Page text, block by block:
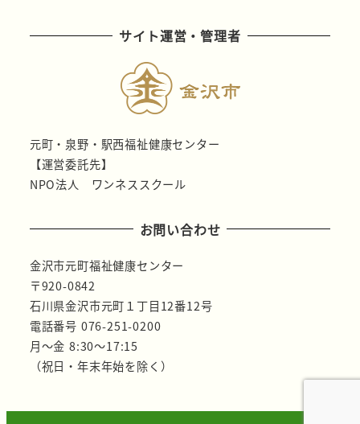
サイト運営・管理者
元町・泉野・駅西福祉健康センター
【運営委託先】
NPO法人 ワンネススクール
お問い合わせ
金沢市元町福祉健康センター
〒920-0842
石川県金沢市元町１丁目12番12号
電話番号 076-251-0200
月～金 8:30～17:15
（祝日・年末年始を除く）